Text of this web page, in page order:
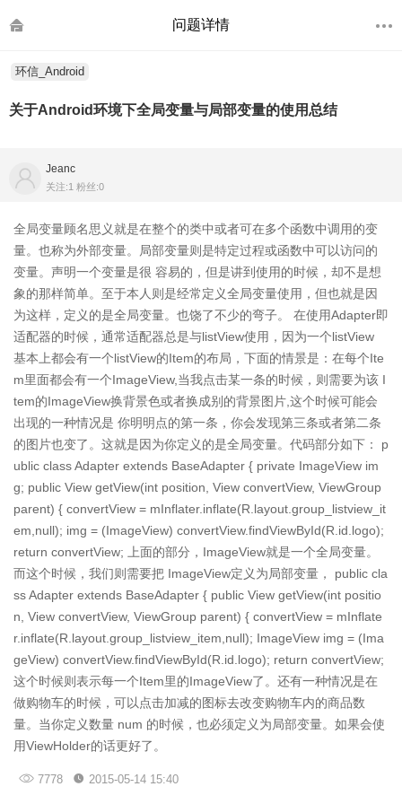
问题详情
环信_Android
关于Android环境下全局变量与局部变量的使用总结
Jeanc
关注:1 粉丝:0
全局变量顾名思义就是在整个的类中或者可在多个函数中调用的变
量。也称为外部变量。局部变量则是特定过程或函数中可以访问的
变量。声明一个变量是很 容易的，但是讲到使用的时候，却不是想
象的那样简单。至于本人则是经常定义全局变量使用，但也就是因
为这样，定义的是全局变量。也饶了不少的弯子。 在使用Adapter即
适配器的时候，通常适配器总是与listView使用，因为一个listView
基本上都会有一个listView的Item的布局，下面的情景是：在每个Ite
m里面都会有一个ImageView,当我点击某一条的时候，则需要为该 I
tem的ImageView换背景色或者换成别的背景图片,这个时候可能会
出现的一种情况是 你明明点的第一条，你会发现第三条或者第二条
的图片也变了。这就是因为你定义的是全局变量。代码部分如下： p
ublic class Adapter extends BaseAdapter { private ImageView im
g; public View getView(int position, View convertView, ViewGroup
parent) { convertView = mInflater.inflate(R.layout.group_listview_it
em,null); img = (ImageView) convertView.findViewById(R.id.logo);
return convertView; 上面的部分，ImageView就是一个全局变量。
而这个时候，我们则需要把 ImageView定义为局部变量， public cla
ss Adapter extends BaseAdapter { public View getView(int positio
n, View convertView, ViewGroup parent) { convertView = mInflate
r.inflate(R.layout.group_listview_item,null); ImageView img = (Ima
geView) convertView.findViewById(R.id.logo); return convertView;
这个时候则表示每一个Item里的ImageView了。还有一种情况是在
做购物车的时候，可以点击加减的图标去改变购物车内的商品数
量。当你定义数量 num 的时候，也必须定义为局部变量。如果会使
用ViewHolder的话更好了。
7778 2015-05-14 15:40